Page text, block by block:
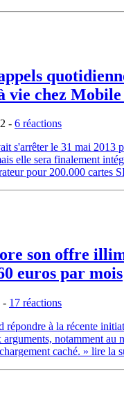
vie chez
- 6 réactions
s'arrêter le 31 mai 2013
elle sera finalement
pour 200.000 cartes
son offre
euros par mois
- 17 réactions
répondre à la récente
notamment au
caché. » lire la